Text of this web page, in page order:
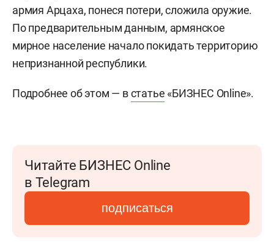
армия Арцаха, понеся потери, сложила оружие.
По предварительным данным, армянское
мирное население начало покидать территорию
непризнанной республики.
Подробнее об этом — встатье «БИЗНЕС Online».
Читайте БИЗНЕС Online
в Telegram
подписаться